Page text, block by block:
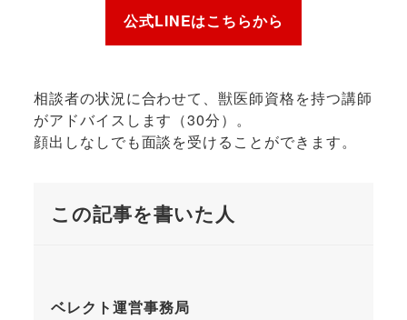
公式LINEはこちらから
相談者の状況に合わせて、獣医師資格を持つ講師
がアドバイスします（30分）。
顔出しなしでも面談を受けることができます。
この記事を書いた人
ベレクト運営事務局